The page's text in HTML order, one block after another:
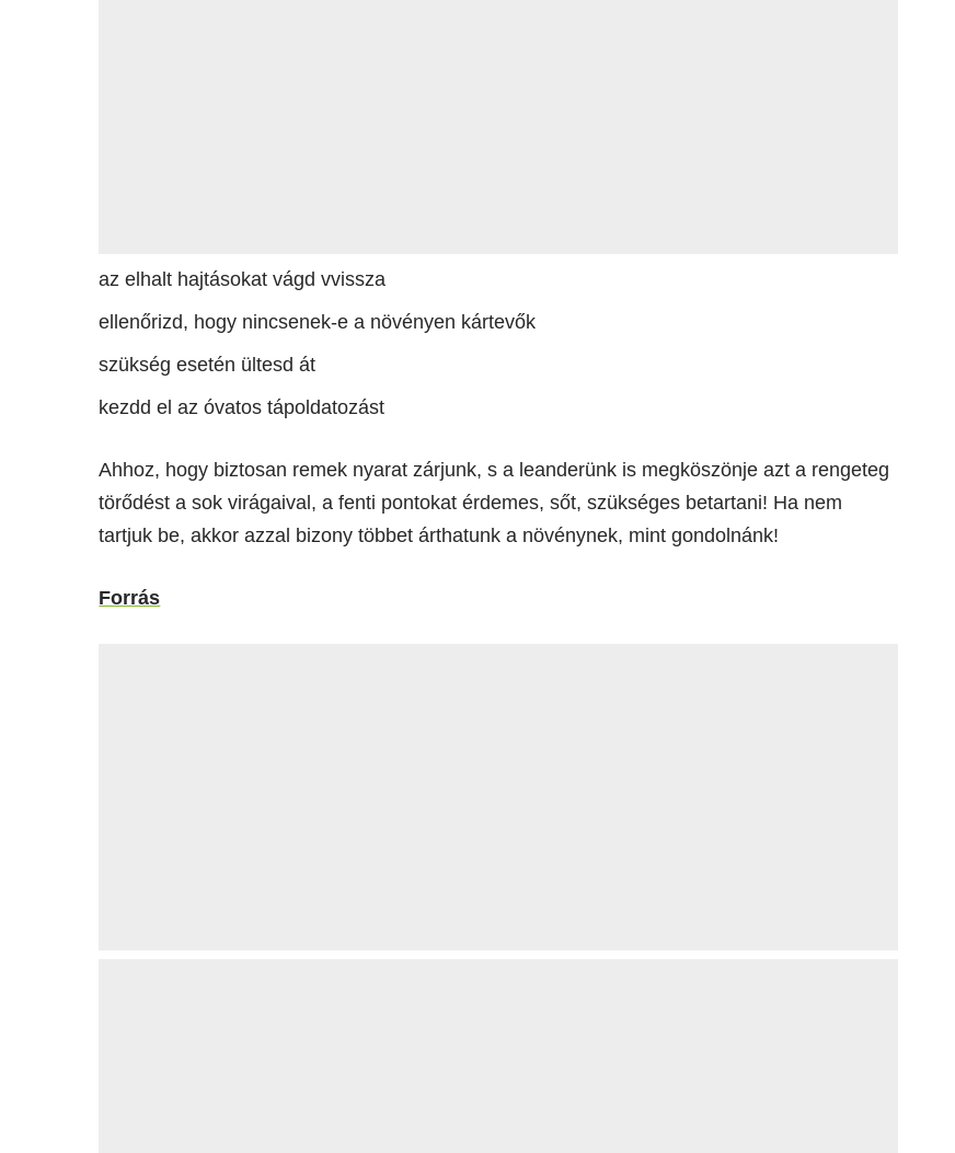
az elhalt hajtásokat vágd vvissza
ellenőrizd, hogy nincsenek-e a növényen kártevők
szükség esetén ültesd át
kezdd el az óvatos tápoldatozást
Ahhoz, hogy biztosan remek nyarat zárjunk, s a leanderünk is megköszönje azt a rengeteg
törődést a sok virágaival, a fenti pontokat érdemes, sőt, szükséges betartani! Ha nem
tartjuk be, akkor azzal bizony többet árthatunk a növénynek, mint gondolnánk!
Forrás